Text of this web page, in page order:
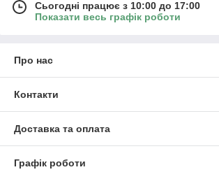
Сьогодні працює з 10:00 до 17:00
Показати весь графік роботи
Про нас
Контакти
Доставка та оплата
Графік роботи